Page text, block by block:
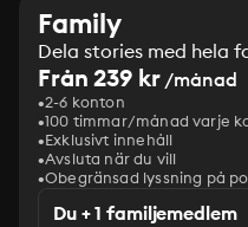
Family
Dela stories med hela
Från 239 kr/månad
2-6 konton
100 timmar/månad varje
Exklusivt innehåll
Avsluta när du vill
Obegränsad lyssning på
Du + 1 familjemedlem